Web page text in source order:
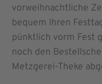
vorweihnachtliche
bequem Ihren
pünktlich vorm Fest
noch den
Metzgerei-Theke